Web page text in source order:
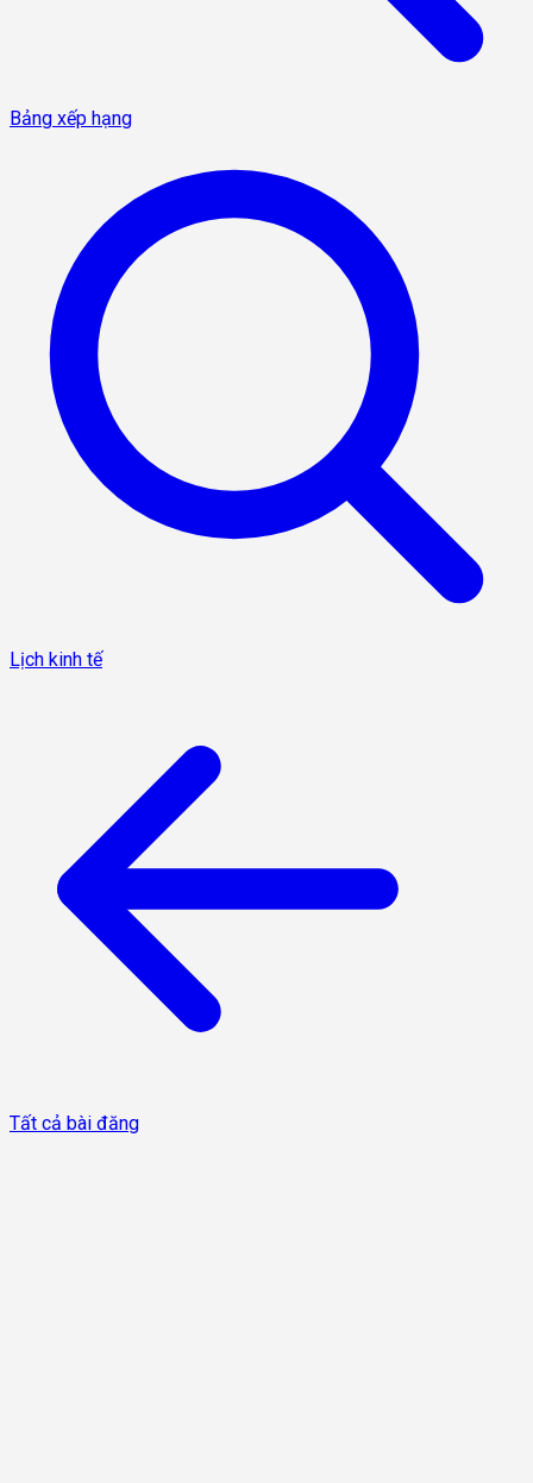
Bảng xếp hạng
Lịch kinh tế
Tất cả bài đăng